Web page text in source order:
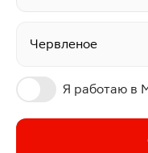
Я работаю в